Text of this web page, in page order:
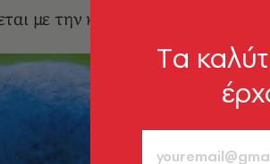
με την κατανάλωση κρέατος
Tα